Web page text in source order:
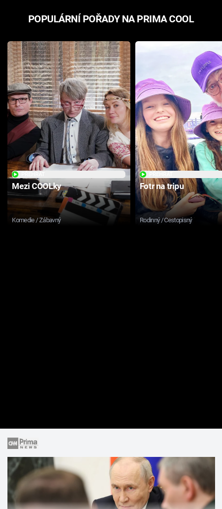
POPULÁRNÍ POŘADY NA PRIMA COOL
Mezi COOLky
Komedie / Zábavný
Fotr na tripu
Rodinný / Cestopisný